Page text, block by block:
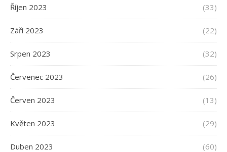
Říjen 2023 (33)
Září 2023 (22)
Srpen 2023 (32)
Červenec 2023 (26)
Červen 2023 (13)
Květen 2023 (29)
Duben 2023 (60)